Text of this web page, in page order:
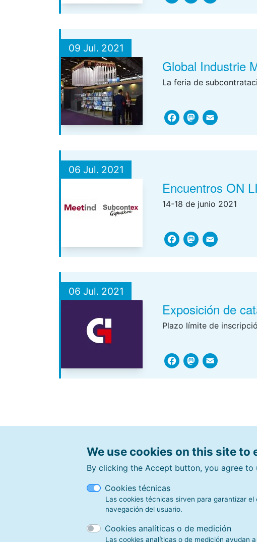
09 Jul. 2021
Global Industrie
La feria de
Facebook
06 Jul. 2021
Encuentros ON
14-18 de junio 2021
Facebook
06 Jul. 2021
Exposición de
Plazo límite de
Facebook
We use cookies on this site to
By clicking the Accept button, you agree to
Cookies técnicas
Las cookies técnicas sirven para garantizar
navegación del usuario.
Cookies analíticas o de medición
Las cookies analíticas o de medición ayudan